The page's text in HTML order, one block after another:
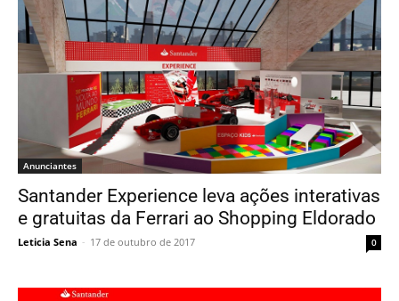
Anunciantes
Santander Experience leva ações interativas
e gratuitas da Ferrari ao Shopping Eldorado
Leticia Sena - 17 de outubro de 2017 0